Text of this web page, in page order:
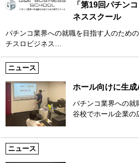
「第19回パチン
ネススクール
パチンコ業界への就職を目指す人のため
チスロビジネス…
ニュース
ホール向けに生
パチンコ業界への就
谷校でホール企業
ニュース